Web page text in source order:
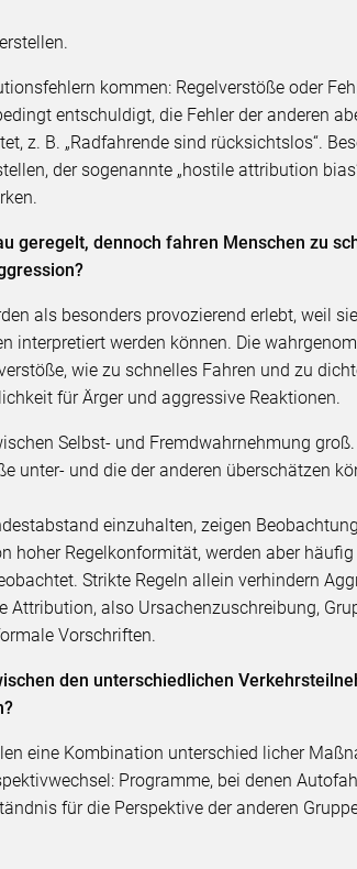
kommen: Regelverstöße oder
entschuldigt, die Fehler der anderen
z. B. „Radfahrende sind rücksichtslos“.
der sogenannte „hostile attribution
geregelt, dennoch fahren Menschen zu
als besonders provozierend erlebt, weil
interpretiert werden können. Die
wie zu schnelles Fahren und zu
für Ärger und aggressive Reaktionen.
Selbst- und Fremdwahrnehmung
unter- und die der anderen überschätzen
einzuhalten, zeigen
hoher Regelkonformität, werden aber
Strikte Regeln allein verhindern
Attribution, also Ursachenzuschreibung,
Vorschriften.
den unterschiedlichen
eine Kombination unterschied licher
Programme, bei denen
für die Perspektive der anderen